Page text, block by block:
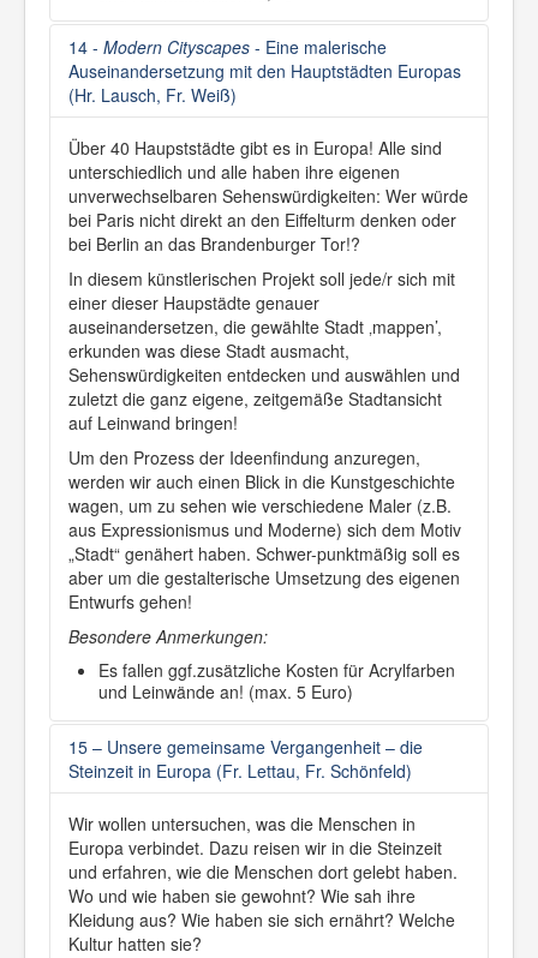
14 - Modern Cityscapes - Eine malerische
Auseinandersetzung mit den Hauptstädten Europas
(Hr. Lausch, Fr. Weiß)
Über 40 Haupststädte gibt es in Europa! Alle sind
unterschiedlich und alle haben ihre eigenen
unverwechselbaren Sehenswürdigkeiten: Wer würde
bei Paris nicht direkt an den Eiffelturm denken oder
bei Berlin an das Brandenburger Tor!?
In diesem künstlerischen Projekt soll jede/r sich mit
einer dieser Haupstädte genauer
auseinandersetzen, die gewählte Stadt ‚mappen’,
erkunden was diese Stadt ausmacht,
Sehenswürdigkeiten entdecken und auswählen und
zuletzt die ganz eigene, zeitgemäße Stadtansicht
auf Leinwand bringen!
Um den Prozess der Ideenfindung anzuregen,
werden wir auch einen Blick in die Kunstgeschichte
wagen, um zu sehen wie verschiedene Maler (z.B.
aus Expressionismus und Moderne) sich dem Motiv
„Stadt“ genähert haben. Schwer-punktmäßig soll es
aber um die gestalterische Umsetzung des eigenen
Entwurfs gehen!
Besondere Anmerkungen:
Es fallen ggf.zusätzliche Kosten für Acrylfarben
und Leinwände an! (max. 5 Euro)
15 – Unsere gemeinsame Vergangenheit – die
Steinzeit in Europa (Fr. Lettau, Fr. Schönfeld)
Wir wollen untersuchen, was die Menschen in
Europa verbindet. Dazu reisen wir in die Steinzeit
und erfahren, wie die Menschen dort gelebt haben.
Wo und wie haben sie gewohnt? Wie sah ihre
Kleidung aus? Wie haben sie sich ernährt? Welche
Kultur hatten sie?